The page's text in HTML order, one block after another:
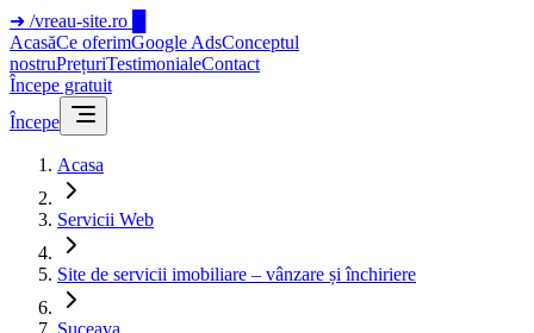
➜ /vreau-site.ro
AcasăCe oferimGoogle AdsConceptul
nostruPrețuriTestimonialeContact
Începe gratuit
Începe
Acasa
Servicii Web
Site de servicii imobiliare – vânzare și închiriere
Suceava